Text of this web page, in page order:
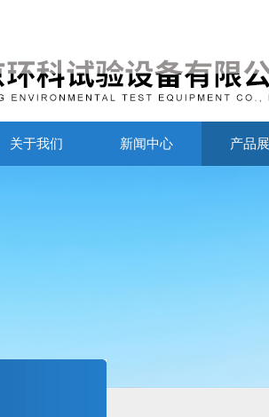
关于我们 新闻中心 产品